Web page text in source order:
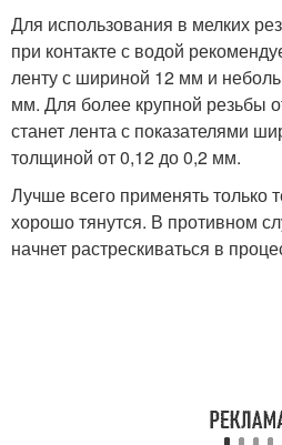
Для использования в мелких
при контакте с водой
ленту с шириной 12 мм и
мм. Для более крупной резьбы
станет лента с показателями
толщиной от 0,12 до 0,2 мм.
Лучше всего применять только
хорошо тянутся. В противном
начнет растрескиваться в